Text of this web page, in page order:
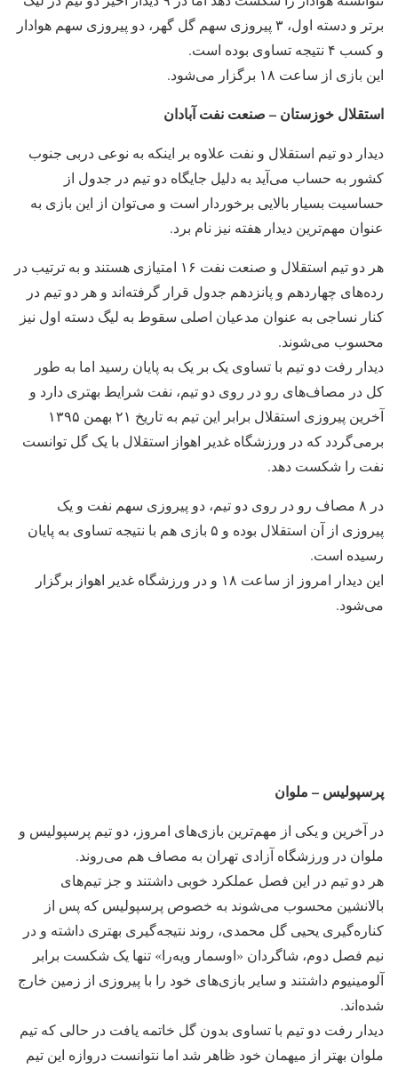
برتر و دسته اول، ۳ پیروزی سهم گل گهر، دو پیروزی سهم هوادار
و کسب ۴ نتیجه تساوی بوده است.
این بازی از ساعت ۱۸ برگزار می‌شود.
استقلال خوزستان – صنعت نفت آبادان
دیدار دو تیم استقلال و نفت علاوه بر اینکه به نوعی دربی جنوب
کشور به حساب می‌آید به دلیل جایگاه دو تیم در جدول از
حساسیت بسیار بالایی برخوردار است و می‌توان از این بازی به
عنوان مهم‌ترین دیدار هفته نیز نام برد.
هر دو تیم استقلال و صنعت نفت ۱۶ امتیازی هستند و به ترتیب در
رده‌های چهاردهم و پانزدهم جدول قرار گرفته‌اند و هر دو تیم در
کنار نساجی به عنوان مدعیان اصلی سقوط به لیگ دسته اول نیز
محسوب می‌شوند.
دیدار رفت دو تیم با تساوی یک بر یک به پایان رسید اما به طور
کل در مصاف‌های رو در روی دو تیم، نفت شرایط بهتری دارد و
آخرین پیروزی استقلال برابر این تیم به تاریخ ۲۱ بهمن ۱۳۹۵
برمی‌گردد که در ورزشگاه غدیر اهواز استقلال با یک گل توانست
نفت را شکست دهد.
در ۸ مصاف رو در روی دو تیم، دو پیروزی سهم نفت و یک
پیروزی از آن استقلال بوده و ۵ بازی هم با نتیجه تساوی به پایان
رسیده است.
این دیدار امروز از ساعت ۱۸ و در ورزشگاه غدیر اهواز برگزار
می‌شود.
پرسپولیس – ملوان
در آخرین و یکی از مهم‌ترین بازی‌های امروز، دو تیم پرسپولیس و
ملوان در ورزشگاه آزادی تهران به مصاف هم می‌روند.
هر دو تیم در این فصل عملکرد خوبی داشتند و جز تیم‌های
بالانشین محسوب می‌شوند به خصوص پرسپولیس که پس از
کناره‌گیری یحیی گل محمدی، روند نتیجه‌گیری بهتری داشته و در
نیم فصل دوم، شاگردان «اوسمار ویه‌را» تنها یک شکست برابر
آلومینیوم داشتند و سایر بازی‌های خود را با پیروزی از زمین خارج
شده‌اند.
دیدار رفت دو تیم با تساوی بدون گل خاتمه یافت در حالی که تیم
ملوان بهتر از میهمان خود ظاهر شد اما نتوانست دروازه این تیم